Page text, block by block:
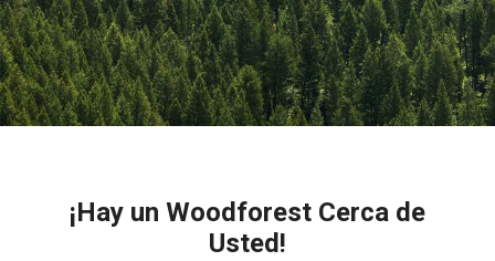
¡Hay un Woodforest Cerca de
Usted!